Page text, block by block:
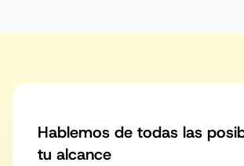
Hablemos de todas las
tu alcance